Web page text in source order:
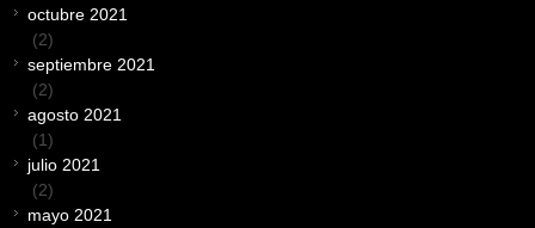
octubre 2021
(2)
septiembre 2021
(2)
agosto 2021
(1)
julio 2021
(2)
mayo 2021